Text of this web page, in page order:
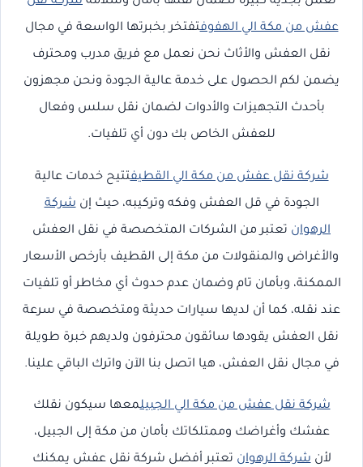
عفش من مكة الي الهفوفتفتخر بخبرتها الواسعة في مجال
نقل العفش والأثاث نحن نعمل مع فريق مدرب ومحترف
يضمن لكم الحصول على خدمة عالية الجودة ونحن مجهزون
بأحدث التجهيزات والأدوات لضمان نقل سلس وفعال
للعفش الخاص بك دون أي تلفيات.
شركة نقل عفش من مكة الي القطيفتتيح خدمات عالية
الجودة في قل العفش وفكه وتركيبه، حيث إنشركة
الرهوان تعتبر من الشركات المتخصصة في نقل العفش
والأغراض والمنقولات من مكة إلى القطيف بأرخص الأسعار
الممكنة، وبأمان تام وضمان عدم حدوث أي مخاطر أو تلفيات
عند نقله، كما أن لديها سيارات حديثة ومتخصصة في سرعة
نقل العفش يقودها سائقون محترفون ولديهم خبرة طويلة
في مجال نقل العفش، هيا اتصل بنا الآن واترك الباقي علينا.
شركة نقل عفش من مكة الي الجبيلمعها سيكون نقلك
عفشك وأغراضك وممتلكاتك بأمان من مكة إلى الجبيل،
لأنشركة الرهوان تعتبر أفضل شركة نقل عفش يمكنك